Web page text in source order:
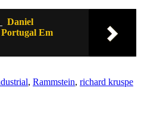
Daniel
Em
, Rammstein, richard kruspe